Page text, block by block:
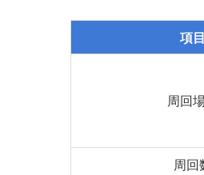
項目
周回
周回